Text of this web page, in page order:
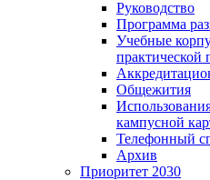
Руководство
Программа
Учебные
практической
Общежития
кампусной
Телефонный
Архив
Приоритет 2030